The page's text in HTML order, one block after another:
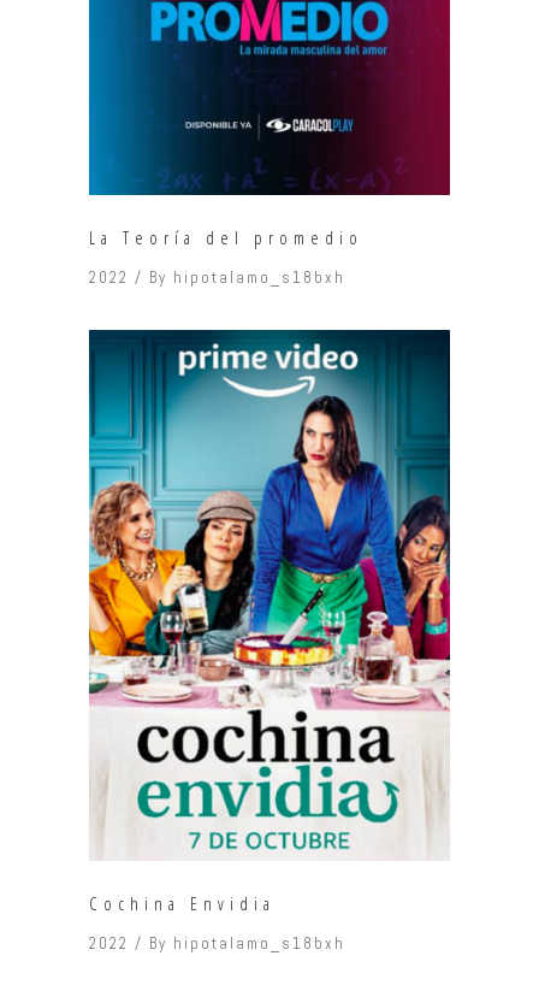
La Teoría del promedio
2022 By hipotalamo_s18bxh
Cochina Envidia
2022 By hipotalamo_s18bxh